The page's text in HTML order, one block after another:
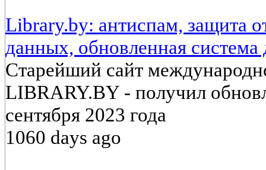
Library.by: антиспам, защита
данных, обновленная
Старейший сайт
LIBRARY.BY - получил
сентября 2023 года
1060 days ago